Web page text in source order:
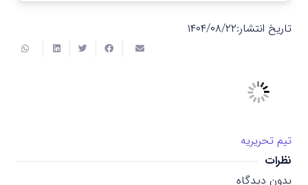
تاریخ انتشار:۱۴۰۴/۰۸/۲۲
تیم تحریریه
نظرات
بدون دیدگاه